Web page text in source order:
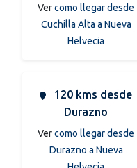
Vercomo llegar desde
Cuchilla Alta a Nueva
Helvecia
120 kms desde
Durazno
Vercomo llegar desde
Durazno a Nueva